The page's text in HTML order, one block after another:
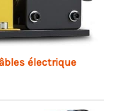
électrique